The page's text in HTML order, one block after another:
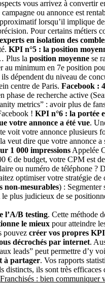
vous arrivez à convertir
ou annonce est
lorsqu’il implique
Pour certains métiers
experts en isolation des
KPI n°5 : la position
Plus la position moyenne se
minimum en 7e position
dépendent du niveau de
centre de Paris. Facebook :
de recherche active
metrics” : avoir plus de
! KPI n°6 : la portée
votre annonce a été vue.
voit votre annonce plusieurs
veut dire que votre annonce a
1 000 impressionsAppelée
€ de budget, votre CPM est
ou numéro de téléphone ?
optimiser votre stratégie
non-mesurables) : Segmenter
plus judicieux de se
l’A/B testing. Cette méthode
le mieux pour atteindre
pouvez créer vos propres KPI
décrochés par internet.
leads” peut permettre d’y
à partager. Vos rapports
distincts, ils sont très efficaces
Franchisés : bien communiquer